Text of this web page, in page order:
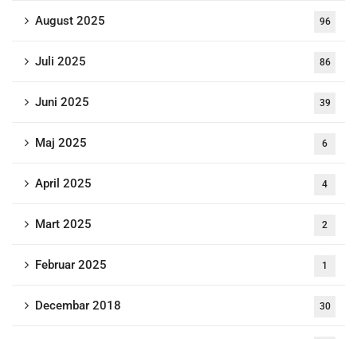
August 2025 96
Juli 2025 86
Juni 2025 39
Maj 2025 6
April 2025 4
Mart 2025 2
Februar 2025 1
Decembar 2018 30